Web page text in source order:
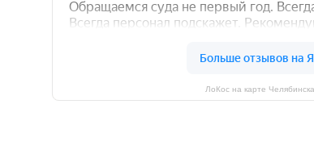
ЛоКос на карте